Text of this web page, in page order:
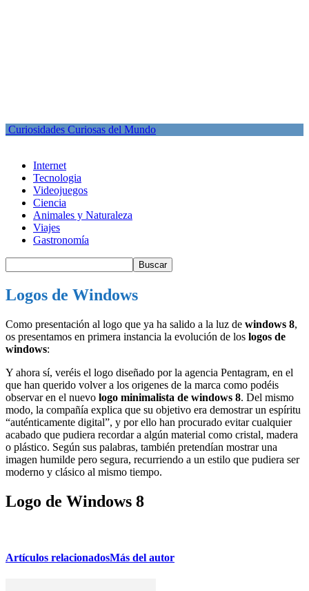
Curiosidades Curiosas del Mundo
Internet
Tecnologia
Videojuegos
Ciencia
Animales y Naturaleza
Viajes
Gastronomía
Logos de Windows
Como presentación al logo que ya ha salido a la luz de windows 8,
os presentamos en primera instancia la evolución de los logos de
windows:
Y ahora sí, veréis el logo diseñado por la agencia Pentagram, en el
que han querido volver a los origenes de la marca como podéis
observar en el nuevo logo minimalista de windows 8. Del mismo
modo, la compañía explica que su objetivo era demostrar un espíritu
“auténticamente digital”, y por ello han procurado evitar cualquier
acabado que pudiera recordar a algún material como cristal, madera
o plástico. Según sus palabras, también pretendían mostrar una
imagen humilde pero segura, recurriendo a un estilo que pudiera ser
moderno y clásico al mismo tiempo.
Logo de Windows 8
Artículos relacionadosMás del autor